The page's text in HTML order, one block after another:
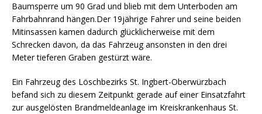
Baumsperre um 90 Grad und blieb mit dem Unterboden am
Fahrbahnrand hängen.Der 19jährige Fahrer und seine beiden
Mitinsassen kamen dadurch glücklicherweise mit dem
Schrecken davon, da das Fahrzeug ansonsten in den drei
Meter tieferen Graben gestürzt wäre.
Ein Fahrzeug des Löschbezirks St. Ingbert-Oberwürzbach
befand sich zu diesem Zeitpunkt gerade auf einer Einsatzfahrt
zur ausgelösten Brandmeldeanlage im Kreiskrankenhaus St.